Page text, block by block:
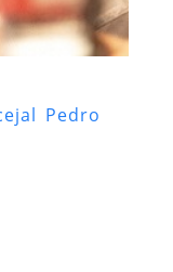
Pedro